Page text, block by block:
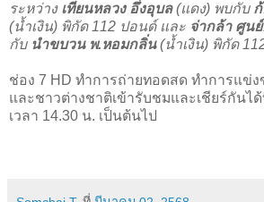
ระหว่าง เทียนหลวง อึ่งอุบล(แดง) พบกับ
(น้ำเงิน) พิกัด 112 ปอนด์ และ จ่ากล้า ศูน
กับ นำขบวน พ.หอมกลิ่น(น้ำเงิน) พิกัด
ช่อง 7 HD ทำการถ่ายทอดสด ทำการแข่
และชาวต่างชาติเข้ารับชมและเชียร์กันได้
เวลา 14.30 น. เป็นต้นไป